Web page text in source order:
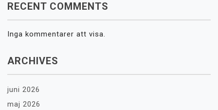
RECENT COMMENTS
Inga kommentarer att visa.
ARCHIVES
juni 2026
maj 2026